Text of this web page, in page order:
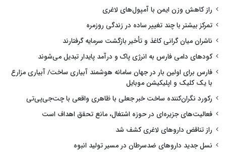
راز کاهش وزن ایمن با آمپول‌های لاغری
تمرکز بیشتر با چند تغییر ساده در زندگی روزمره
ناشران میان گرانی کاغذ و تأخیر بازگشت سرمایه گرفتارند
کودهای دامی فارس به انرژی پاک و درآمد پایدار تبدیل می‌شوند
فارس برای اولین بار در جهان سامانه هوشمند آبیاری ساخت/ آبیاری مزارع
با یک کلیک و اپلیکیشن موبایل
رکورد نگران‌کننده ساخت خبر جعلی با ظاهری واقعی با چت‌جی‌پی‌تی
فعالیت‌های جزیره‌ای در حوزه اشتغال، مانع تحقق اهداف است
راز تناقض داروهای لاغری کشف شد
نسل جدید داروهای ضدسرطان در مسیر تولید انبوه